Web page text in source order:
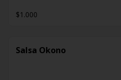
$1.000
Salsa Okono